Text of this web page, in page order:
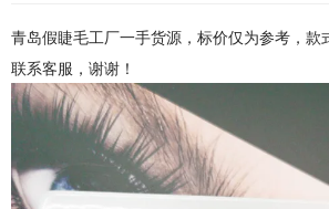
青岛假睫毛工厂一手货源，标价仅为参考，款
联系客服，谢谢！